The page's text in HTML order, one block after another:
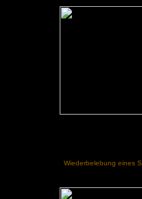
Wiederbelebung eines